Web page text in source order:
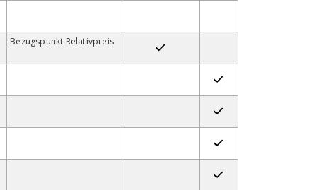
Bezugspunkt Relativpreis